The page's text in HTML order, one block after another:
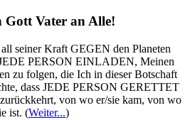
Vater an Alle!
seiner Kraft GEGEN den Planeten
PERSON EINLADEN, Meinen
zu folgen, die Ich in dieser Botschaft
dass JEDE PERSON GERETTET
von wo er/sie kam, von wo
ist. (Weiter...)